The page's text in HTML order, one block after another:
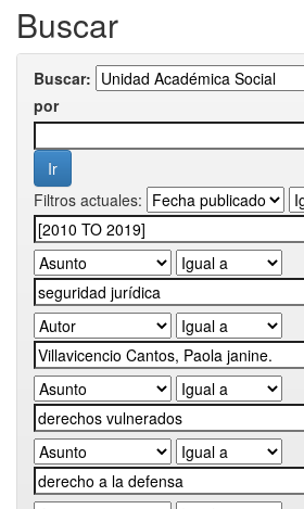
Buscar
Buscar:
por
Filtros actuales: